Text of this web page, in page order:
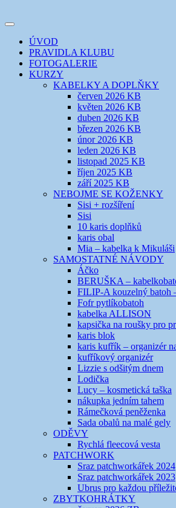
k
webuEVIKLUB
šicí klub
Toggle
navigation
ÚVOD
PRAVIDLA KLUBU
FOTOGALERIE
KURZY
KABELKY A DOPLŇKY
červen 2026 KB
květen 2026 KB
duben 2026 KB
březen 2026 KB
únor 2026 KB
leden 2026 KB
listopad 2025 KB
říjen 2025 KB
září 2025 KB
NEBOJME SE KOŽENKY
Sisi + rozšíření
Sisi
10 karis doplňků
karis obal
Mia – kabelka k Mikuláši
SAMOSTATNÉ NÁVODY
Áčko
BERUŠKA –
FILIP-A kouzelný batoh
Fofr pytlíkobatoh
kabelka ALLISON
kapsička na roušky pro
karis blok
karis kufřík – organizér
kufříkový organizér
Lizzie s odšitým dnem
Lodička
Lucy – kosmetická taška
nákupka jedním tahem
Rámečková peněženka
Sada obalů na malé gely
ODĚVY
Rychlá fleecová vesta
PATCHWORK
Sraz patchworkářek 2024
Sraz patchworkářek 2023
Ubrus pro každou
ZBYTKOHRÁTKY